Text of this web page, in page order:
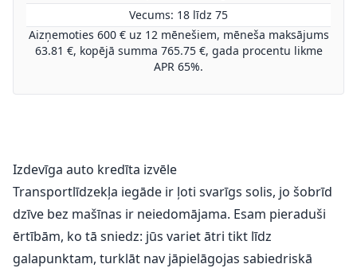
Vecums: 18 līdz 75
Aizņemoties 600 € uz 12 mēnešiem, mēneša maksājums
63.81 €, kopējā summa 765.75 €, gada procentu likme
APR 65%.
Izdevīga auto kredīta izvēle
Transportlīdzekļa iegāde ir ļoti svarīgs solis, jo šobrīd
dzīve bez mašīnas ir neiedomājama. Esam pieraduši
ērtībām, ko tā sniedz: jūs variet ātri tikt līdz
galapunktam, turklāt nav jāpielāgojas sabiedriskā